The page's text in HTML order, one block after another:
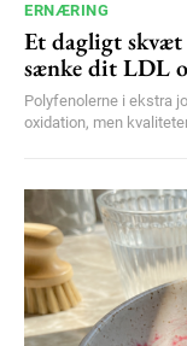
ERNÆRING
Et dagligt
sænke dit LDL
Polyfenolerne i ekstra
oxidation, men